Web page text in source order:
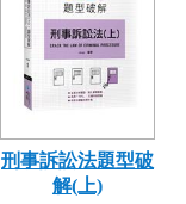
刑事訴訟法題型破
解(上)